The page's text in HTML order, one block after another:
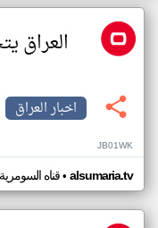
العراق
اخبار العراق
JB01WK
قناه• alsumaria.tv